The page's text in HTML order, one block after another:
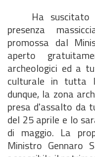
Ha suscitato
presenza
promossa dal
aperto
archeologici ed a
culturale in tutta
dunque, la zona
presa d'assalto da
del 25 aprile e lo
di maggio. La
Ministro Gennaro